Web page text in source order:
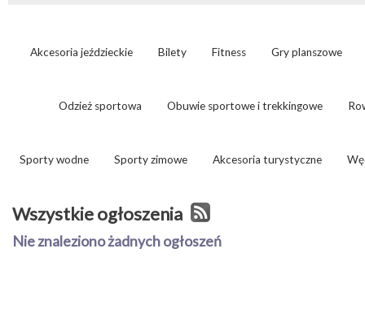
Akcesoria jeździeckie Bilety Fitness Gry planszowe
Odzież sportowa Obuwie sportowe i trekkingowe
Sporty wodne Sporty zimowe Akcesoria turystyczne
Wszystkie ogłoszenia
Nie znaleziono żadnych ogłoszeń